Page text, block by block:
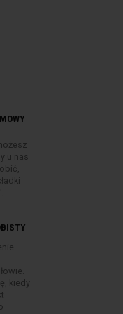
u nas
kiedy